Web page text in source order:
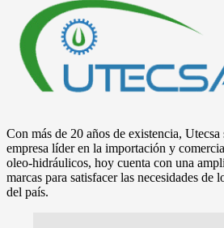
Con más de 20 años de existencia,
empresa líder en la importación y
oleo-hidráulicos, hoy cuenta con una
marcas para satisfacer las necesidades de
del país.